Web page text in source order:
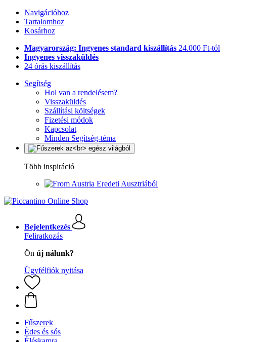
Navigációhoz
Tartalomhoz
Kosárhoz
Magyarország: Ingyenes standard kiszállítás 24.000 Ft-tól
Ingyenes visszaküldés
24 órás kiszállítás
Segítség
Hol van a rendelésem?
Visszaküldés
Szállítási költségek
Fizetési módok
Kapcsolat
Minden Segítség-téma
Több inspiráció
Eredeti Ausztriából
Bejelentkezés
Feliratkozás
Ön új nálunk?
Ügyfélfiók nyitása
Fűszerek
Édes és sós